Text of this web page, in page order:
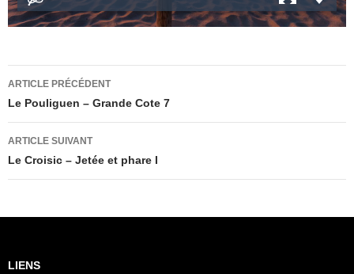
Navigation
des
articles
ARTICLE PRÉCÉDENT
Le Pouliguen – Grande Cote 7
ARTICLE SUIVANT
Le Croisic – Jetée et phare I
LIENS